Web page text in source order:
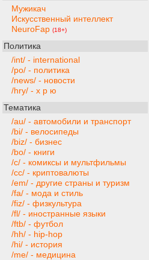
Мужикач
Искусственный интеллект
NeuroFap (18+)
Политика
/int/ - international
/po/ - политика
/news/ - новости
/hry/ - х р ю
Тематика
/au/ - автомобили и транспорт
/bi/ - велосипеды
/biz/ - бизнес
/bo/ - книги
/c/ - комиксы и мультфильмы
/cc/ - криптовалюты
/em/ - другие страны и туризм
/fa/ - мода и стиль
/fiz/ - физкультура
/fl/ - иностранные языки
/ftb/ - футбол
/hh/ - hip-hop
/hi/ - история
/me/ - медицина